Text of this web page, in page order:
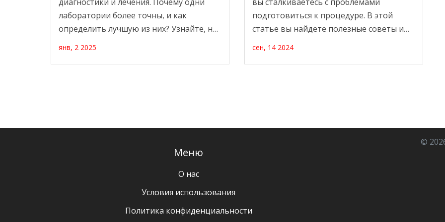
лаборатории более точны, и как
определить лучшую из них? Узнайте, на
янв, 2 2025
подготовиться к процедуре. В этой
статье вы найдете полезные советы и
сен, 14 2024
Меню
О нас
Условия использования
Политика конфиденциальности
©